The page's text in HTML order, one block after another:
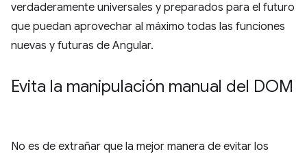
verdaderamente universales y preparados para el futuro
que puedan aprovechar al máximo todas las funciones
nuevas y futuras de Angular.
Evita la manipulación manual del DOM
No es de extrañar que la mejor manera de evitar los